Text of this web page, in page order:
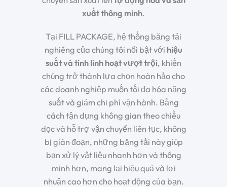
xuất thông minh.
Tại FILL PACKAGE, hệ thống băng tải
nghiêng của chúng tôi nổi bật với hiệu
suất và tính linh hoạt vượt trội, khiến
chúng trở thành lựa chọn hoàn hảo cho
các doanh nghiệp muốn tối đa hóa năng
suất và giảm chi phí vận hành. Bằng
cách tận dụng không gian theo chiều
dọc và hỗ trợ vận chuyển liên tục, không
bị gián đoạn, những băng tải này giúp
bạn xử lý vật liệu nhanh hơn và thông
minh hơn, mang lại hiệu quả và lợi
nhuận cao hơn cho hoạt động của bạn.